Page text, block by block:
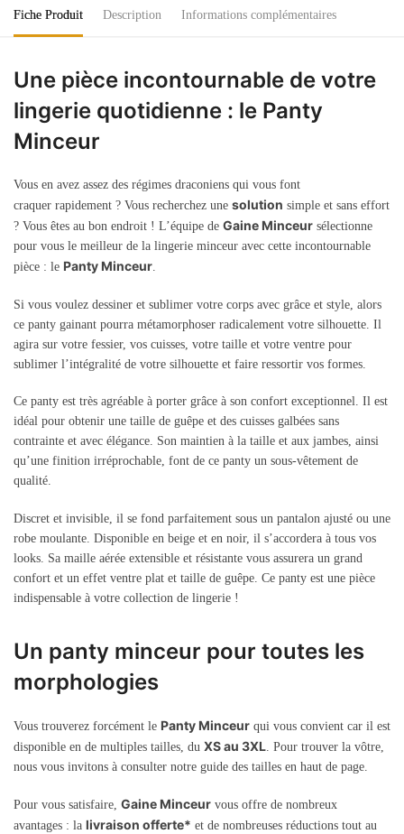
Fiche Produit Description Informations complémentaires
Une pièce incontournable de votre
lingerie quotidienne : le Panty
Minceur
Vous en avez assez des régimes draconiens qui vous font
craquer rapidement ? Vous recherchez une solution simple et sans effort
? Vous êtes au bon endroit ! L’équipe de Gaine Minceur sélectionne
pour vous le meilleur de la lingerie minceur avec cette incontournable
pièce : le Panty Minceur.
Si vous voulez dessiner et sublimer votre corps avec grâce et style, alors
ce panty gainant pourra métamorphoser radicalement votre silhouette. Il
agira sur votre fessier, vos cuisses, votre taille et votre ventre pour
sublimer l’intégralité de votre silhouette et faire ressortir vos formes.
Ce panty est très agréable à porter grâce à son confort exceptionnel. Il est
idéal pour obtenir une taille de guêpe et des cuisses galbées sans
contrainte et avec élégance. Son maintien à la taille et aux jambes, ainsi
qu’une finition irréprochable, font de ce panty un sous-vêtement de
qualité.
Discret et invisible, il se fond parfaitement sous un pantalon ajusté ou une
robe moulante. Disponible en beige et en noir, il s’accordera à tous vos
looks. Sa maille aérée extensible et résistante vous assurera un grand
confort et un effet ventre plat et taille de guêpe. Ce panty est une pièce
indispensable à votre collection de lingerie !
Un panty minceur pour toutes les
morphologies
Vous trouverez forcément le Panty Minceur qui vous convient car il est
disponible en de multiples tailles, du XS au 3XL . Pour trouver la vôtre,
nous vous invitons à consulter notre guide des tailles en haut de page.
Pour vous satisfaire, Gaine Minceur vous offre de nombreux
avantages : la livraison offerte* et de nombreuses réductions tout au